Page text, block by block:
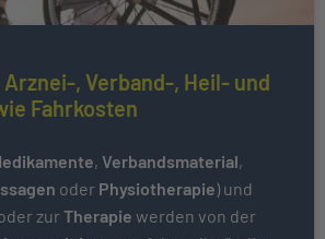
, Verband-, Heil- und
Fahrkosten
, Verbandsmaterial,
oder Physiotherapie) und
zurTherapie werden von der